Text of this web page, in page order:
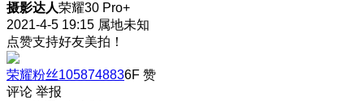
摄影达人荣耀30 Pro+
2021-4-5 19:15 属地未知
点赞支持好友美拍！
荣耀粉丝1058748836F 赞
评论 举报